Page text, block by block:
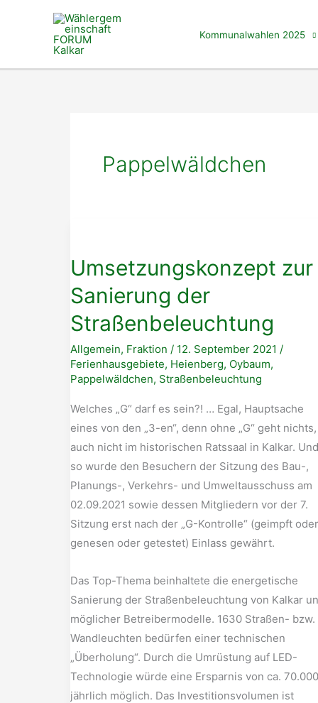
Kommunalwahlen 2025
Pappelwäldchen
Umsetzungskonzept zur
Sanierung der
Straßenbeleuchtung
Allgemein, Fraktion / 12. September 2021 /
Ferienhausgebiete, Heienberg, Oybaum,
Pappelwäldchen, Straßenbeleuchtung
Welches „G“ darf es sein?! … Egal, Hauptsache
eines von den „3-en“, denn ohne „G“ geht nichts,
auch nicht im historischen Ratssaal in Kalkar. Und
so wurde den Besuchern der Sitzung des Bau-,
Planungs-, Verkehrs- und Umweltausschuss am
02.09.2021 sowie dessen Mitgliedern vor der 7.
Sitzung erst nach der „G-Kontrolle“ (geimpft oder
genesen oder getestet) Einlass gewährt.
Das Top-Thema beinhaltete die energetische
Sanierung der Straßenbeleuchtung von Kalkar
möglicher Betreibermodelle. 1630 Straßen- bzw.
Wandleuchten bedürfen einer technischen
„Überholung“. Durch die Umrüstung auf LED-
Technologie würde eine Ersparnis von ca. 70.000
jährlich möglich. Das Investitionsvolumen ist